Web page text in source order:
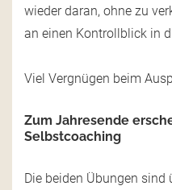
wieder daran, ohne zu
an einen Kontrollblick in
Viel Vergnügen beim
Zum Jahresende
Selbstcoaching
Die beiden Übungen sind